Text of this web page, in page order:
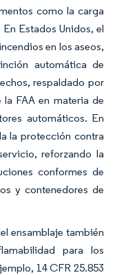
como la carga
Estados Unidos, el
en los aseos,
automática de
respaldado por
FAA en materia de
automáticos. En
la protección contra
reforzando la
conformes de
y contenedores de
ensamblaje también
para los
14 CFR 25.853